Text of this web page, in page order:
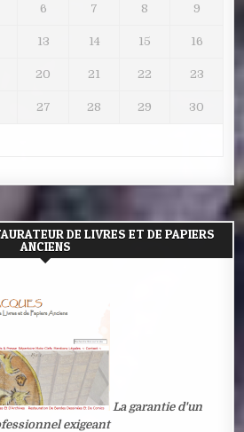
6 7 8 9
13 14 15 16
20 21 22 23
27 28 29 30
DE LIVRES ET DE PAPIERS
ANCIENS
La garantie d'un
exigeant